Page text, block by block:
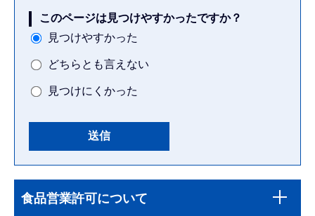
このページは見つけやすかったですか？
見つけやすかった
どちらとも言えない
見つけにくかった
文
ブ
食品営業許可について